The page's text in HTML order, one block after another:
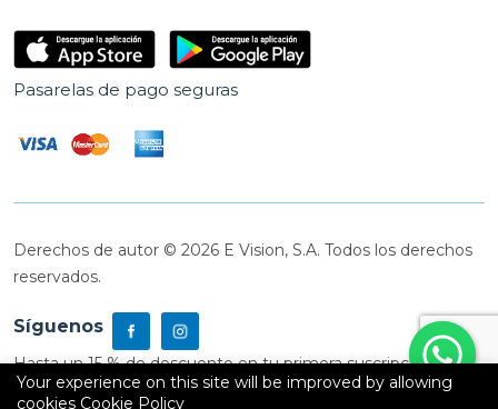
Pasarelas de pago seguras
Derechos de autor © 2026 E Vision, S.A. Todos los derechos
reservados.
Síguenos
Hasta un 15 % de descuento en tu primera suscripción
Your experience on this site will be improved by allowing
cookies Cookie Policy